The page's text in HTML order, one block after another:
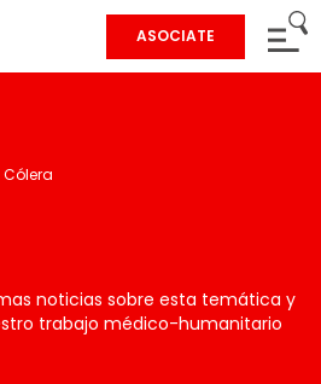
ASOCIATE
Cólera
noticias sobre esta temática y
trabajo médico-humanitario